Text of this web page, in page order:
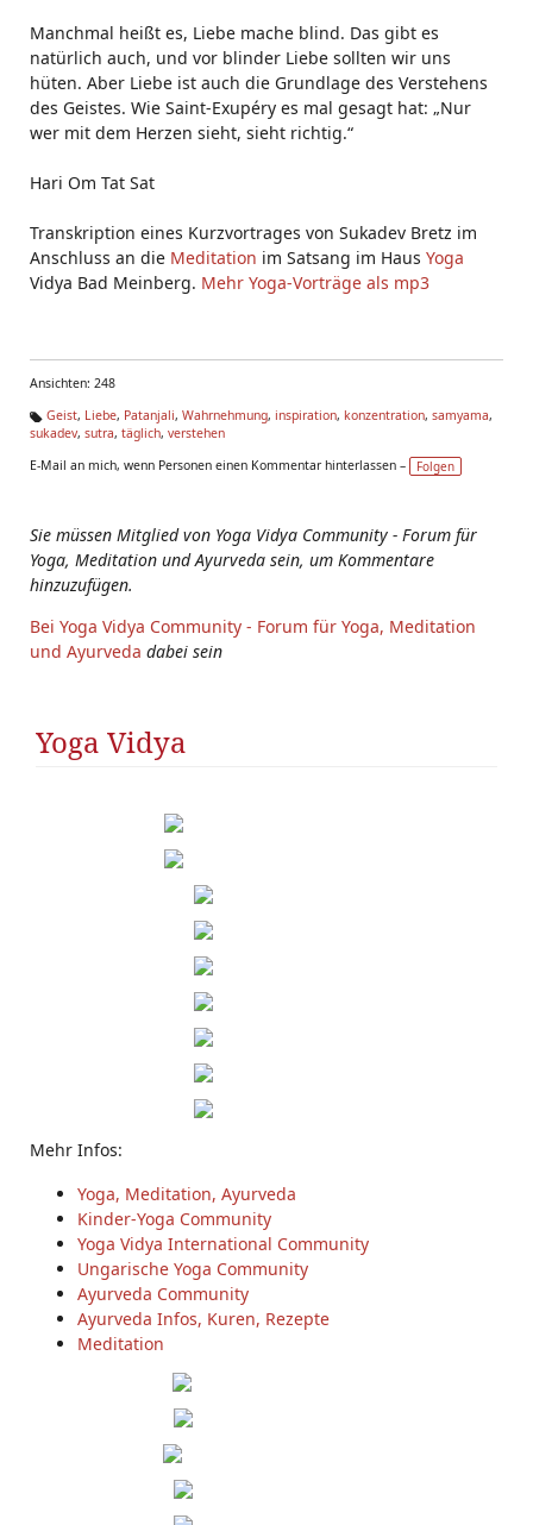
Manchmal heißt es, Liebe mache blind. Das gibt es
natürlich auch, und vor blinder Liebe sollten wir uns
hüten. Aber Liebe ist auch die Grundlage des Verstehens
des Geistes. Wie Saint-Exupéry es mal gesagt hat: „Nur
wer mit dem Herzen sieht, sieht richtig.“
Hari Om Tat Sat
Transkription eines Kurzvortrages von Sukadev Bretz im
Anschluss an die Meditation im Satsang im Haus Yoga
Vidya Bad Meinberg. Mehr Yoga-Vorträge als mp3
Ansichten: 248
Ta
s:
Geist, Liebe, Patanjali, Wahrnehmung, inspiration, konzentration, samyama,
sukadev, sutra, täglich, verstehen
E-Mail an mich, wenn Personen einen Kommentar hinterlassen –
Folgen
Sie müssen Mitglied von Yoga Vidya Community - Forum für
Yoga, Meditation und Ayurveda sein, um Kommentare
hinzuzufügen.
Bei Yoga Vidya Community - Forum für Yoga, Meditation
und Ayurveda dabei sein
Yoga Vidya
Mehr Infos:
Yoga, Meditation, Ayurveda
Kinder-Yoga Community
Yoga Vidya International Community
Ungarische Yoga Community
Ayurveda Community
Ayurveda Infos, Kuren, Rezepte
Meditation